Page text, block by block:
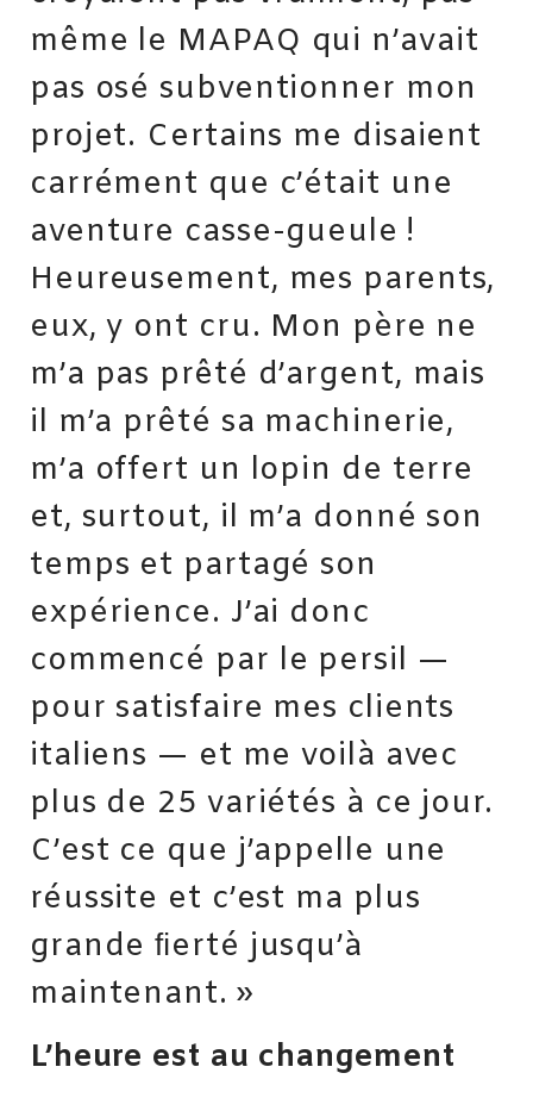
même le MAPAQ qui n’avait
pas osé subventionner mon
projet. Certains me disaient
carrément que c’était une
aventure casse-gueule !
Heureusement, mes parents,
eux, y ont cru. Mon père ne
m’a pas prêté d’argent, mais
il m’a prêté sa machinerie,
m’a offert un lopin de terre
et, surtout, il m’a donné son
temps et partagé son
expérience. J’ai donc
commencé par le persil —
pour satisfaire mes clients
italiens — et me voilà avec
plus de 25 variétés à ce jour.
C’est ce que j’appelle une
réussite et c’est ma plus
grande ﬁerté jusqu’à
maintenant. »
L’heure est au changement